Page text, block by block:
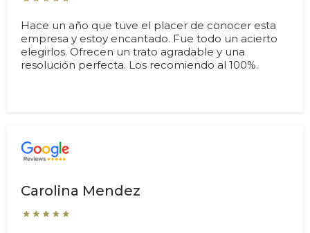
Hace un año que tuve el placer de conocer esta
empresa y estoy encantado. Fue todo un acierto
elegirlos. Ofrecen un trato agradable y una
resolución perfecta. Los recomiendo al 100%.
Carolina Mendez